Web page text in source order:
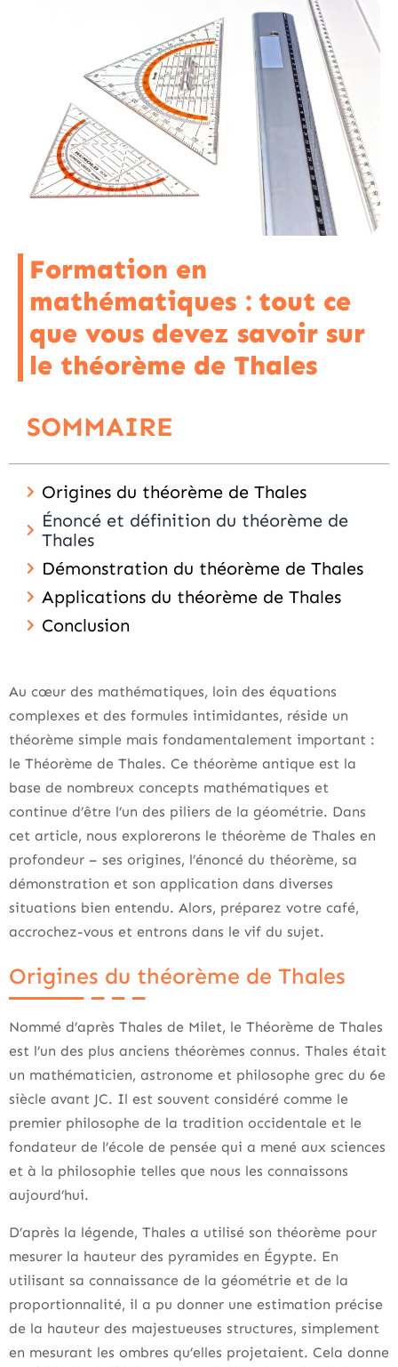
Formation en
mathématiques : tout ce
que vous devez savoir sur
le théorème de Thales
SOMMAIRE
Origines du théorème de Thales
Énoncé et définition du théorème de
Thales
Démonstration du théorème de Thales
Applications du théorème de Thales
Conclusion
Au cœur des mathématiques, loin des équations
complexes et des formules intimidantes, réside un
théorème simple mais fondamentalement important :
le Théorème de Thales. Ce théorème antique est la
base de nombreux concepts mathématiques et
continue d’être l’un des piliers de la géométrie. Dans
cet article, nous explorerons le théorème de Thales en
profondeur – ses origines, l’énoncé du théorème, sa
démonstration et son application dans diverses
situations bien entendu. Alors, préparez votre café,
accrochez-vous et entrons dans le vif du sujet.
Origines du théorème de Thales
Nommé d’après Thales de Milet, le Théorème de Thales
est l’un des plus anciens théorèmes connus. Thales était
un mathématicien, astronome et philosophe grec du 6e
siècle avant JC. Il est souvent considéré comme le
premier philosophe de la tradition occidentale et le
fondateur de l’école de pensée qui a mené aux sciences
et à la philosophie telles que nous les connaissons
aujourd’hui.
D’après la légende, Thales a utilisé son théorème pour
mesurer la hauteur des pyramides en Égypte. En
utilisant sa connaissance de la géométrie et de la
proportionnalité, il a pu donner une estimation précise
de la hauteur des majestueuses structures, simplement
en mesurant les ombres qu’elles projetaient. Cela donne